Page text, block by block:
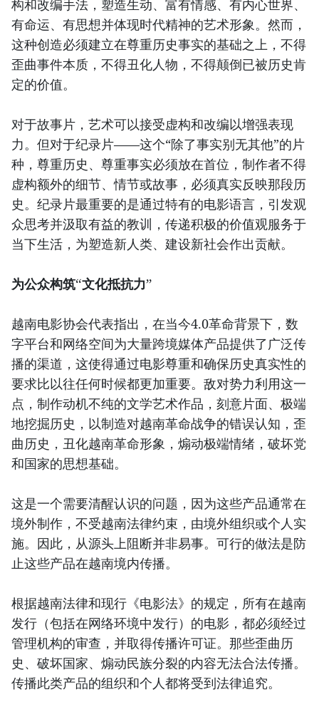
构和改编手法，塑造生动、富有情感、有内心世界、
有命运、有思想并体现时代精神的艺术形象。然而，
这种创造必须建立在尊重历史事实的基础之上，不得
歪曲事件本质，不得丑化人物，不得颠倒已被历史肯
定的价值。
对于故事片，艺术可以接受虚构和改编以增强表现
力。但对于纪录片——这个“除了事实别无其他”的片
种，尊重历史、尊重事实必须放在首位，制作者不得
虚构额外的细节、情节或故事，必须真实反映那段历
史。纪录片最重要的是通过特有的电影语言，引发观
众思考并汲取有益的教训，传递积极的价值观服务于
当下生活，为塑造新人类、建设新社会作出贡献。
为公众构筑“文化抵抗力”
越南电影协会代表指出，在当今4.0革命背景下，数
字平台和网络空间为大量跨境媒体产品提供了广泛传
播的渠道，这使得通过电影尊重和确保历史真实性的
要求比以往任何时候都更加重要。敌对势力利用这一
点，制作动机不纯的文学艺术作品，刻意片面、极端
地挖掘历史，以制造对越南革命战争的错误认知，歪
曲历史，丑化越南革命形象，煽动极端情绪，破坏党
和国家的思想基础。
这是一个需要清醒认识的问题，因为这些产品通常在
境外制作，不受越南法律约束，由境外组织或个人实
施。因此，从源头上阻断并非易事。可行的做法是防
止这些产品在越南境内传播。
根据越南法律和现行《电影法》的规定，所有在越南
发行（包括在网络环境中发行）的电影，都必须经过
管理机构的审查，并取得传播许可证。那些歪曲历
史、破坏国家、煽动民族分裂的内容无法合法传播。
传播此类产品的组织和个人都将受到法律追究。